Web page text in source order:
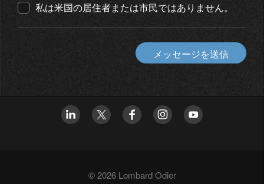
私は米国の居住者または市民ではありません。
メッセージを送信
© 2026 Lombard Odier